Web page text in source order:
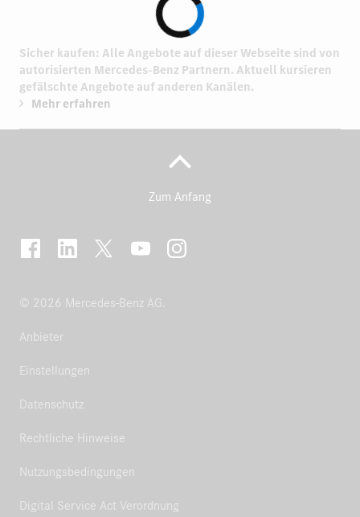
Sicher kaufen: Alle Angebote auf dieser Webseite sind von
autorisierten Mercedes-Benz Partnern. Aktuell kursieren
gefälschte Angebote auf anderen Kanälen.
Mehr erfahren
Zum Anfang
© 2026 Mercedes-Benz AG.
Anbieter
Einstellungen
Datenschutz
Rechtliche Hinweise
Nutzungsbedingungen
Digital Service Act Verordnung